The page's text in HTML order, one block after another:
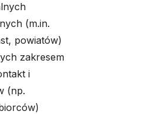
(m.in.
powiatów)
zakresem
i
(np.